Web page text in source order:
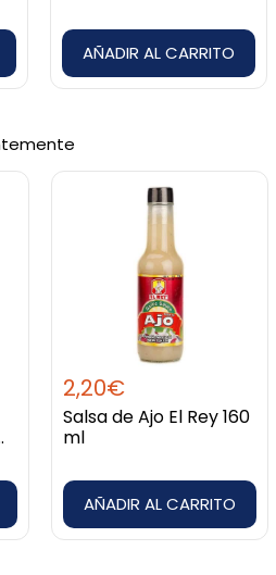
AÑADIR AL CARRITO
2,20€
Salsa de Ajo El Rey 160
ml
AÑADIR AL CARRITO